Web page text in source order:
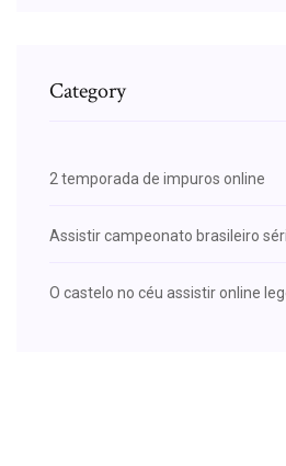
Category
2 temporada de impuros online
Assistir campeonato brasileiro
O castelo no céu assistir online